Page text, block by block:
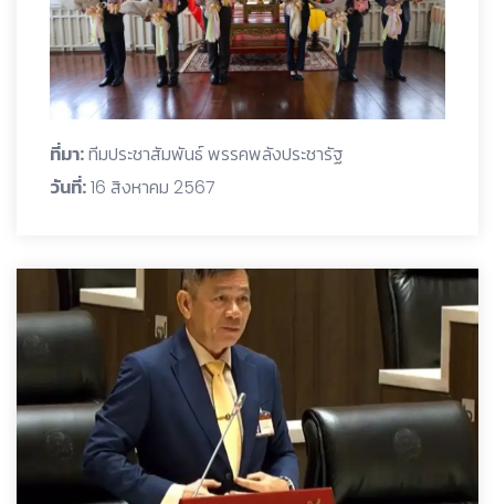
ที่มา:ทีมประชาสัมพันธ์ พรรคพลังประชารัฐ
วันที่:16 สิงหาคม 2567